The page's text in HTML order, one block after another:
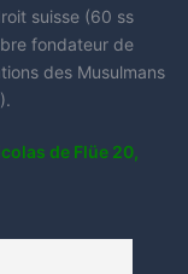
suisse (60 ss
fondateur de
des Musulmans
de Flüe 20,